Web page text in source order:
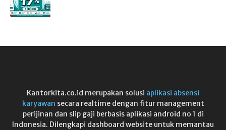
Kantorkita.co.id merupakan solusi aplikasi absensi
karyawan secara realtime dengan fitur management
perijinan dan slip gaji berbasis aplikasi android no 1 di
Indonesia. Dilengkapi dashboard website untuk memantau